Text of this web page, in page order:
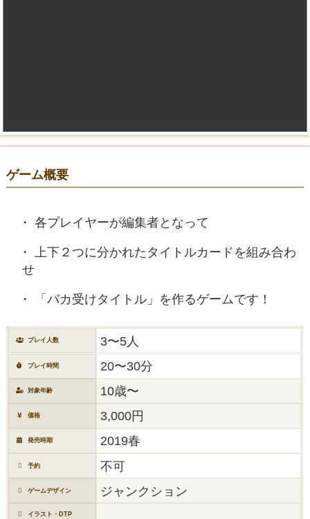
ゲーム概要
各プレイヤーが編集者となって
上下２つに分かれたタイトルカードを組み合わ
せ
「バカ受けタイトル」を作るゲームです！
プレイ人数 3〜5人
プレイ時間 20〜30分
対象年齢 10歳〜
価格 3,000円
発売時期 2019春
予約 不可
ゲームデザイン ジャンクション
イラスト・DTP